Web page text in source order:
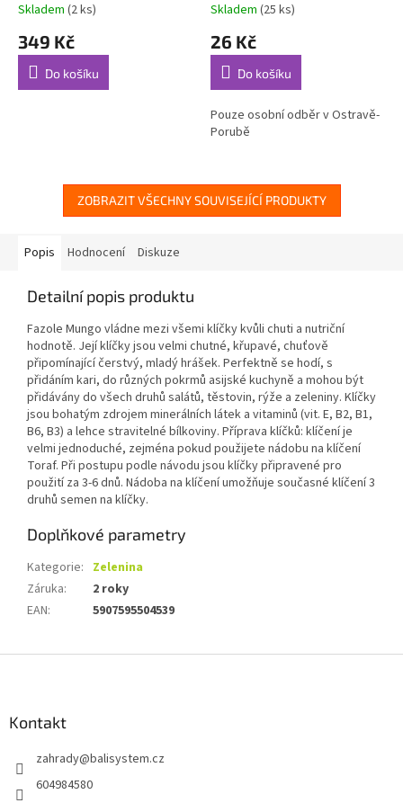
Skladem (2 ks)
349 Kč
Do košíku
Skladem (25 ks)
26 Kč
Do košíku
Pouze osobní odběr v Ostravě-
Porubě
ZOBRAZIT VŠECHNY SOUVISEJÍCÍ PRODUKTY
Popis Hodnocení Diskuze
Detailní popis produktu
Fazole Mungo vládne mezi všemi klíčky kvůli chuti a nutriční
hodnotě. Její klíčky jsou velmi chutné, křupavé, chuťově
připomínající čerstvý, mladý hrášek. Perfektně se hodí, s
přidáním kari, do různých pokrmů asijské kuchyně a mohou být
přidávány do všech druhů salátů, těstovin, rýže a zeleniny. Klíčky
jsou bohatým zdrojem minerálních látek a vitaminů (vit. E, B2, B1,
B6, B3) a lehce stravitelné bílkoviny. Příprava klíčků: klíčení je
velmi jednoduché, zejména pokud použijete nádobu na klíčení
Toraf. Při postupu podle návodu jsou klíčky připravené pro
použití za 3-6 dnů. Nádoba na klíčení umožňuje současné klíčení 3
druhů semen na klíčky.
Doplňkové parametry
Kategorie: Zelenina
Záruka:
2 roky
EAN: 5907595504539
Kontakt
zahrady@balisystem.cz
604984580